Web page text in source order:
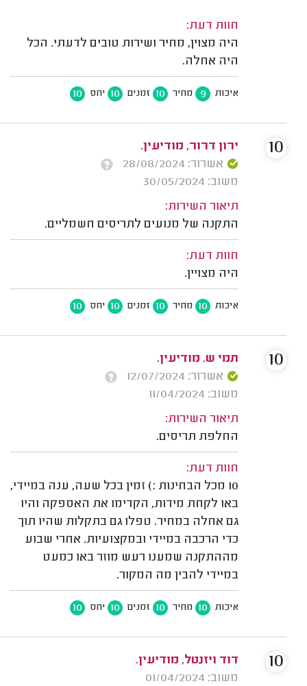
חוות דעת:
היה מצוין, מחיר ושירות טובים לדעתי. הכל
היה אחלה.
איכות 9 מחיר 10 זמנים 10 יחס 10
ירון דרור, מודיעין.
אשרור: 28/08/2024
משוב: 30/05/2024
תיאור השירות:
התקנה של מנועים לתריסים חשמליים.
חוות דעת:
היה מצויין.
איכות 10 מחיר 10 זמנים 10 יחס 10
10
תמי ש. מודיעין.
אשרור: 12/07/2024
משוב: 11/04/2024
תיאור השירות:
החלפת תריסים.
חוות דעת:
10 מכל הבחינות :) זמין בכל שעה, ענה במיידי,
באו לקחת מידות, הקדימו את האספקה והיו
גם אחלה במחיר. טפלו גם בתקלות שהיו תוך
כדי הרכבה במיידי ובמקצועיות. אחרי שבוע
מההתקנה שמענו רעש מוזר באו כמעט
במיידי להבין מה המקור.
איכות 10 מחיר 10 זמנים 10 יחס 10
10
דוד ויזנטל, מודיעין.
משוב: 01/04/2024
10